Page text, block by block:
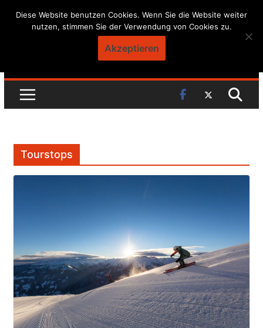
Skip
Tourstops
Diese Website benutzen Cookies. Wenn Sie die Website weiter
nutzen, stimmen Sie der Verwendung von Cookies zu.
Akzeptieren